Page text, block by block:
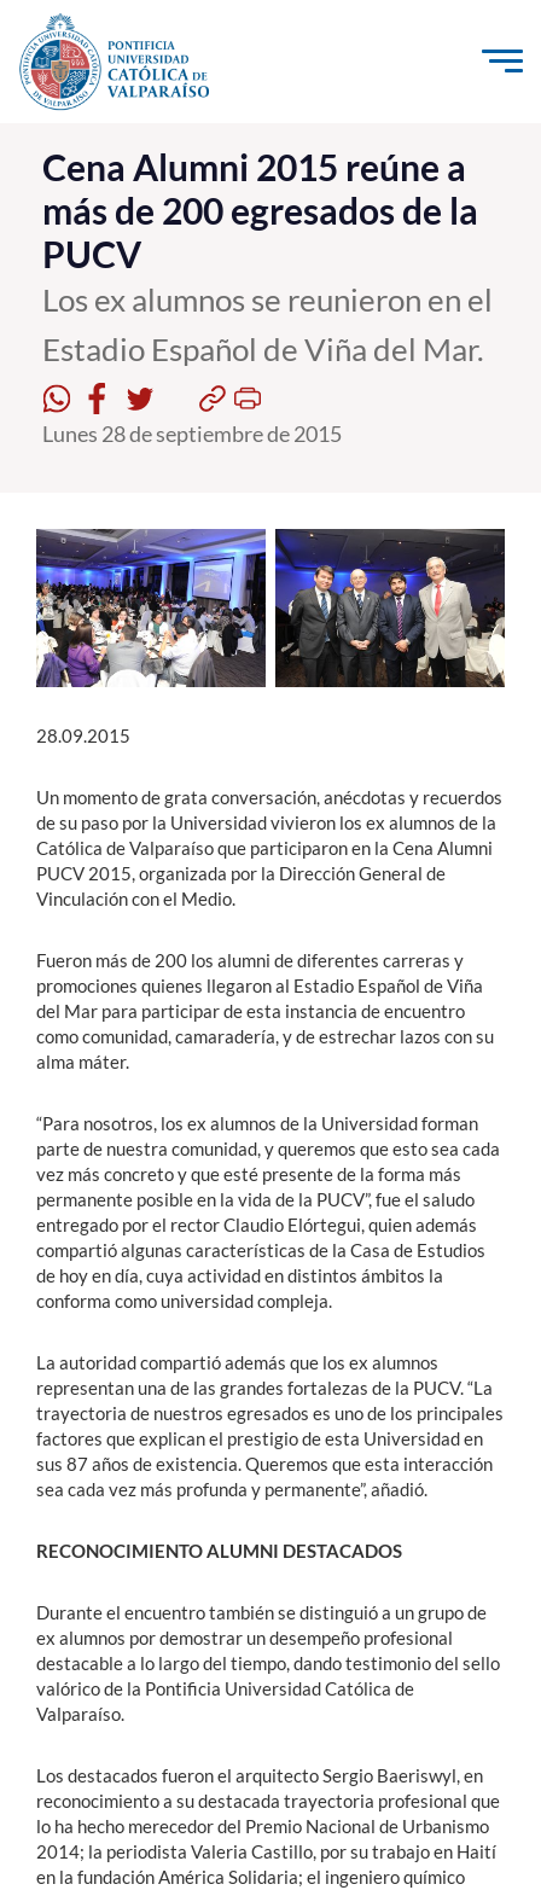
Click acá para ir directamente al contenido
La Universidad
Investigación, Creación e Innovación
PUCV Internacional
Vinculación con el Medio
Admisión
Pregrado
Formación Continua
Estudiantes
Académicos
Alumni
English
Cena Alumni 2015 reúne a
más de 200 egresados de la
PUCV
Los ex alumnos se reunieron en el
Estadio Español de Viña del Mar.
Lunes 28 de septiembre de 2015
28.09.2015
Un momento de grata conversación, anécdotas y recuerdos
de su paso por la Universidad vivieron los ex alumnos de la
Católica de Valparaíso que participaron en la Cena Alumni
PUCV 2015, organizada por la Dirección General de
Vinculación con el Medio.
Fueron más de 200 los alumni de diferentes carreras y
promociones quienes llegaron al Estadio Español de Viña
del Mar para participar de esta instancia de encuentro
como comunidad, camaradería, y de estrechar lazos con su
alma máter.
“Para nosotros, los ex alumnos de la Universidad forman
parte de nuestra comunidad, y queremos que esto sea cada
vez más concreto y que esté presente de la forma más
permanente posible en la vida de la PUCV”, fue el saludo
entregado por el rector Claudio Elórtegui, quien además
compartió algunas características de la Casa de Estudios
de hoy en día, cuya actividad en distintos ámbitos la
conforma como universidad compleja.
La autoridad compartió además que los ex alumnos
representan una de las grandes fortalezas de la PUCV. “La
trayectoria de nuestros egresados es uno de los principales
factores que explican el prestigio de esta Universidad en
sus 87 años de existencia. Queremos que esta interacción
sea cada vez más profunda y permanente”, añadió.
RECONOCIMIENTO ALUMNI DESTACADOS
Durante el encuentro también se distinguió a un grupo de
ex alumnos por demostrar un desempeño profesional
destacable a lo largo del tiempo, dando testimonio del sello
valórico de la Pontificia Universidad Católica de
Valparaíso.
Los destacados fueron el arquitecto Sergio Baeriswyl, en
reconocimiento a su destacada trayectoria profesional que
lo ha hecho merecedor del Premio Nacional de Urbanismo
2014; la periodista Valeria Castillo, por su trabajo en Haití
en la fundación América Solidaria; el ingeniero químico